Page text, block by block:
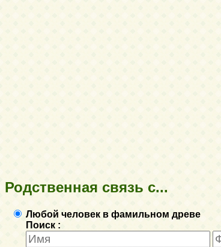
Родственная связь с...
Любой человек в фамильном древе
Поиск :